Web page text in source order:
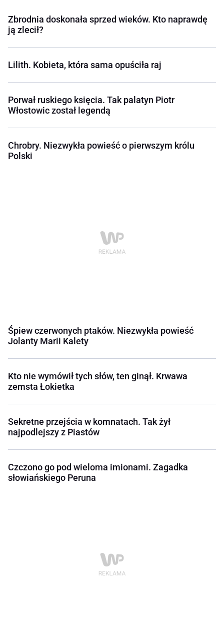
Zbrodnia doskonała sprzed wieków. Kto naprawdę
ją zlecił?
Lilith. Kobieta, która sama opuściła raj
Porwał ruskiego księcia. Tak palatyn Piotr
Włostowic został legendą
Chrobry. Niezwykła powieść o pierwszym królu
Polski
Śpiew czerwonych ptaków. Niezwykła powieść
Jolanty Marii Kalety
Kto nie wymówił tych słów, ten ginął. Krwawa
zemsta Łokietka
Sekretne przejścia w komnatach. Tak żył
najpodlejszy z Piastów
Czczono go pod wieloma imionami. Zagadka
słowiańskiego Peruna